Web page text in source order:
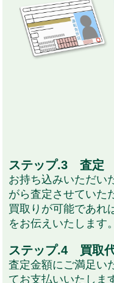
ステップ.3 査定
お持ち込みいただい
がら査定させていた
買取りが可能であれ
をお伝えいたします。
ステップ.4 買取
査定金額にご満足い
てお支払いいたしま